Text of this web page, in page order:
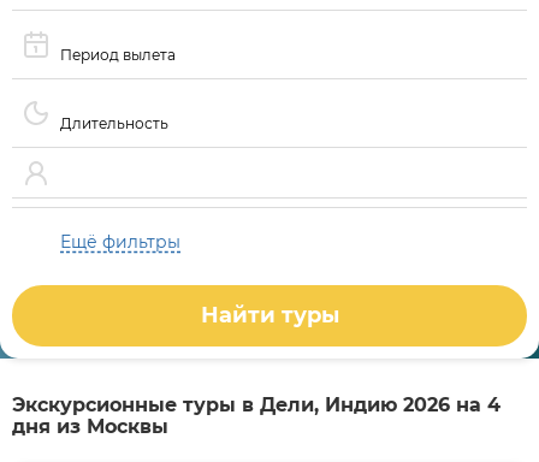
Период вылета
Длительность
Ещё фильтры
Найти туры
Экскурсионные туры в Дели, Индию 2026 на 4
дня из Москвы